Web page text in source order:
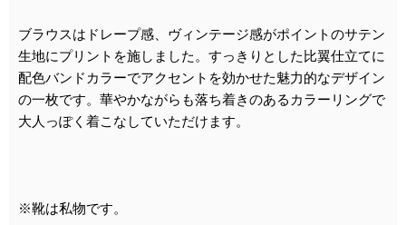
ブラウスはドレープ感、ヴィンテージ感がポイントのサテン
生地にプリントを施しました。すっきりとした比翼仕立てに
配色バンドカラーでアクセントを効かせた魅力的なデザイン
の一枚です。華やかながらも落ち着きのあるカラーリングで
大人っぽく着こなしていただけます。
※靴は私物です。